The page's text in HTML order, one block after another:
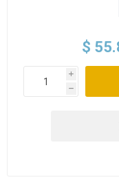
$
i
h